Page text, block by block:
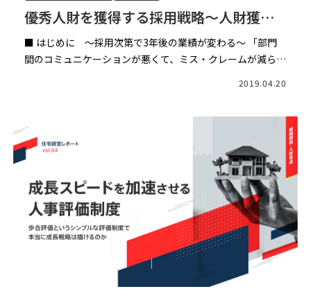
優秀人財を獲得する採用戦略～人財獲得
競争の時代に売上5億円の企業が優秀人財
を獲得する方法〜（前編）
■ はじめに ～採用次第で3年後の業績が変わる～ 「部門
間のコミュニケーションが悪くて、ミス・クレームが減ら
2019.04.20